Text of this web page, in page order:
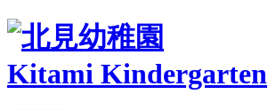
Kitami Kindergarten